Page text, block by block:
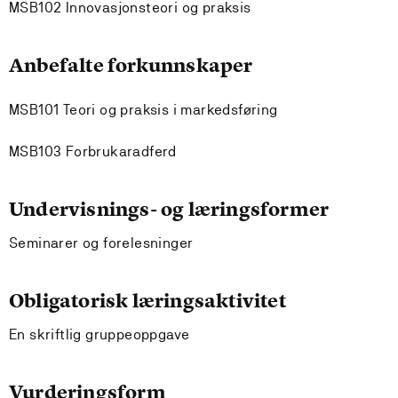
MSB102 Innovasjonsteori og praksis
Anbefalte forkunnskaper
MSB101 Teori og praksis i markedsføring
MSB103 Forbrukaradferd
Undervisnings- og læringsformer
Seminarer og forelesninger
Obligatorisk læringsaktivitet
En skriftlig gruppeoppgave
Vurderingsform